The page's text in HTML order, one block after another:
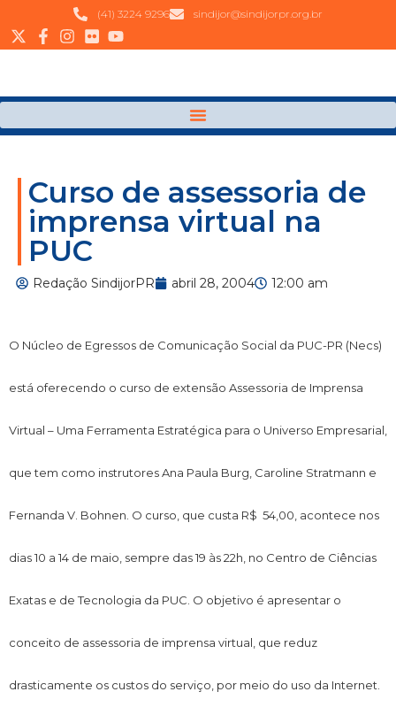
(41) 3224 9296 sindijor@sindijorpr.org.br
Curso de assessoria de
imprensa virtual na
PUC
Redação SindijorPR abril 28, 2004 12:00 am
O Núcleo de Egressos de Comunicação Social da PUC-PR (Necs)
está oferecendo o curso de extensão Assessoria de Imprensa
Virtual – Uma Ferramenta Estratégica para o Universo Empresarial,
que tem como instrutores Ana Paula Burg, Caroline Stratmann e
Fernanda V. Bohnen. O curso, que custa R$ 54,00, acontece nos
dias 10 a 14 de maio, sempre das 19 às 22h, no Centro de Ciências
Exatas e de Tecnologia da PUC. O objetivo é apresentar o
conceito de assessoria de imprensa virtual, que reduz
drasticamente os custos do serviço, por meio do uso da Internet.